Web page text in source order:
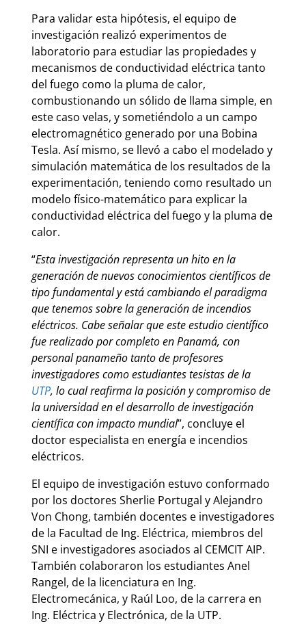
Para validar esta hipótesis, el equipo de
investigación realizó experimentos de
laboratorio para estudiar las propiedades y
mecanismos de conductividad eléctrica tanto
del fuego como la pluma de calor,
combustionando un sólido de llama simple, en
este caso velas, y sometiéndolo a un campo
electromagnético generado por una Bobina
Tesla. Así mismo, se llevó a cabo el modelado y
simulación matemática de los resultados de la
experimentación, teniendo como resultado un
modelo físico-matemático para explicar la
conductividad eléctrica del fuego y la pluma de
calor.
“Esta investigación representa un hito en la
generación de nuevos conocimientos científicos de
tipo fundamental y está cambiando el paradigma
que tenemos sobre la generación de incendios
eléctricos. Cabe señalar que este estudio científico
fue realizado por completo en Panamá, con
personal panameño tanto de profesores
investigadores como estudiantes tesistas de la
UTP, lo cual reafirma la posición y compromiso de
la universidad en el desarrollo de investigación
científica con impacto mundial”, concluye el
doctor especialista en energía e incendios
eléctricos.
El equipo de investigación estuvo conformado
por los doctores Sherlie Portugal y Alejandro
Von Chong, también docentes e investigadores
de la Facultad de Ing. Eléctrica, miembros del
SNI e investigadores asociados al CEMCIT AIP.
También colaboraron los estudiantes Anel
Rangel, de la licenciatura en Ing.
Electromecánica, y Raúl Loo, de la carrera en
Ing. Eléctrica y Electrónica, de la UTP.